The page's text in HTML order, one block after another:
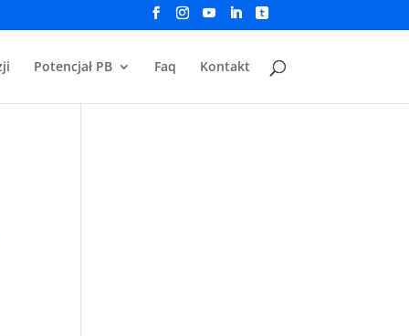
Potencjał PB Faq Kontakt